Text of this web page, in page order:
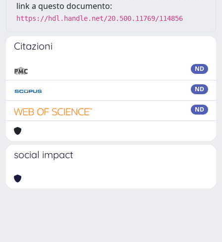
link a questo documento:
https://hdl.handle.net/20.500.11769/114856
Citazioni
ND
ND
ND
social impact